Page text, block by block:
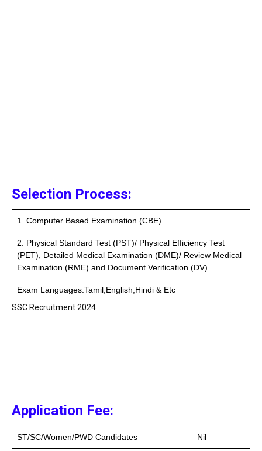
Selection Process:
1. Computer Based Examination (CBE)
2. Physical Standard Test (PST)/ Physical Efficiency Test
(PET), Detailed Medical Examination (DME)/ Review Medical
Examination (RME) and Document Verification (DV)
Exam Languages:Tamil,English,Hindi & Etc
SSC Recruitment 2024
Application Fee:
ST/SC/Women/PWD Candidates Nil